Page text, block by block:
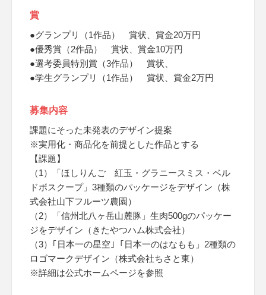
賞
●グランプリ（1作品） 賞状、賞金20万円
●優秀賞（2作品） 賞状、賞金10万円
●選考委員特別賞（3作品） 賞状、
●学生グランプリ（1作品） 賞状、賞金2万円
募集内容
課題にそった未発表のデザイン提案
※実用化・商品化を前提とした作品とする
【課題】
（1）「ほしりんご 紅玉・グラニースミス・ベル
ドボスクープ」3種類のパッケージをデザイン（株
式会社山下フルーツ農園）
（2）「信州北八ヶ岳山麓豚」生肉500gのパッケー
ジをデザイン（きたやつハム株式会社）
（3）｢日本一の星空｣「日本一のはなもも」2種類の
ロゴマークデザイン（株式会社ちさと東）
※詳細は公式ホームページを参照